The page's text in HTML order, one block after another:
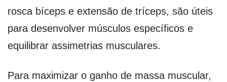
rosca bíceps e extensão de tríceps, são úteis
para desenvolver músculos específicos e
equilibrar assimetrias musculares.
Para maximizar o ganho de massa muscular,